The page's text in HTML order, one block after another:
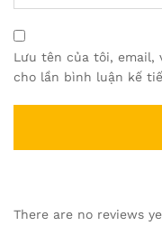
Lưu tên của tôi, email,
cho lần bình luận kế
There are no reviews